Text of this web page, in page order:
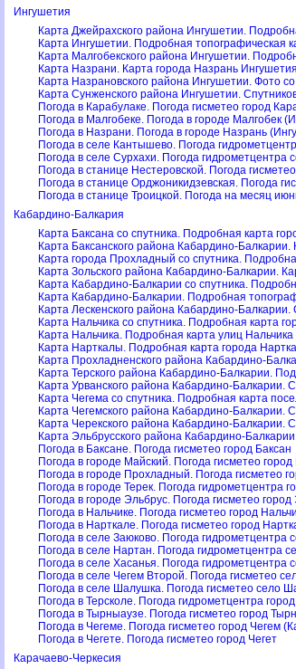
Ингушетия
Карта Джейрахского района Ингушетии.
Карта Ингушетии. Подробная топографическая
Карта Малгобекского района Ингушетии.
Карта Назрани. Карта города Назрань Ингушетия
Карта Назрановского района Ингушетии. Фото
Карта Сунженского района Ингушетии.
Погода в Карабулаке. Погода гисметео город
Погода в Малгобеке. Погода в городе Малгобек
Погода в Назрани. Погода в городе Назрань
Погода в селе Кантышево. Погода
Погода в селе Сурхахи. Погода гидрометцентра
Погода в станице Нестеровской. Погода
Погода в станице Орджоникидзевская. Погода
Погода в станице Троицкой. Погода на месяц
Кабардино-Балкария
Карта Баксана со спутника. Подробная карта
Карта Баксанского района Кабардино-Балкарии.
Карта города Прохладный со спутника.
Карта Зольского района Кабардино-Балкарии.
Карта Кабардино-Балкарии со спутника.
Карта Кабардино-Балкарии. Подробная
Карта Лескенского района Кабардино-Балкарии.
Карта Нальчика со спутника. Подробная карта
Карта Нальчика. Подробная карта улиц Нальчика
Карта Нарткалы. Подробная карта города
Карта Прохладненского района Кабардино-
Карта Терского района Кабардино-Балкарии.
Карта Урванского района Кабардино-Балкарии.
Карта Чегема со спутника. Подробная карта
Карта Чегемского района Кабардино-Балкарии.
Карта Черекского района Кабардино-Балкарии.
Карта Эльбрусского района Кабардино-
Погода в Баксане. Погода гисметео город Баксан
Погода в городе Майский. Погода гисметео
Погода в городе Прохладный. Погода гисметео
Погода в городе Терек. Погода гидрометцентра
Погода в городе Эльбрус. Погода гисметео
Погода в Нальчике. Погода гисметео город
Погода в Нарткале. Погода гисметео город
Погода в селе Заюково. Погода гидрометцентра
Погода в селе Нартан. Погода гидрометцентра
Погода в селе Хасанья. Погода гидрометцентра
Погода в селе Чегем Второй. Погода гисметео
Погода в селе Шалушка. Погода гисметео село
Погода в Терсколе. Погода гидрометцентра
Погода в Тырныаузе. Погода гисметео город
Погода в Чегеме. Погода гисметео город Чегем
Погода в Чегете. Погода гисметео город Чегет
Карачаево-Черкесия